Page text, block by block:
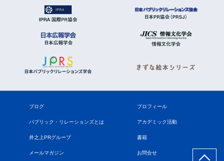
ブログ プロフィール
パブリック・リレーションズとは アカデミック活動
井之上PRグループ 書籍
メールマガジン お問合せ